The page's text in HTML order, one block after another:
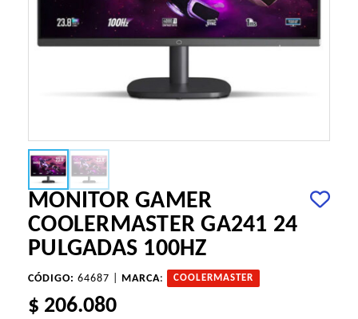
MONITOR GAMER
COOLERMASTER GA241 24
PULGADAS 100HZ
CÓDIGO: 64687 | MARCA: COOLERMASTER
$ 206.080